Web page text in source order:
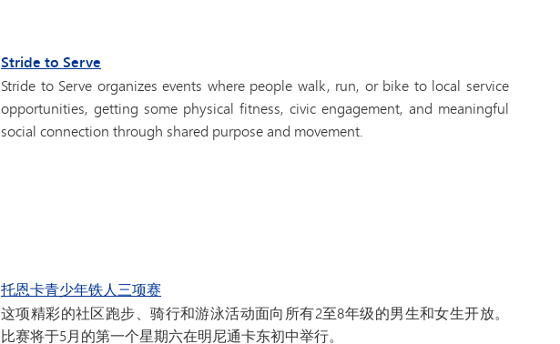
Stride to Serve
Stride to Serve organizes events where people walk, run, or bike to local service
opportunities, getting some physical fitness, civic engagement, and meaningful
social connection through shared purpose and movement.
托恩卡青少年铁人三项赛
这项精彩的社区跑步、骑行和游泳活动面向所有2至8年级的男生和女生开放。
比赛将于5月的第一个星期六在明尼通卡东初中举行。